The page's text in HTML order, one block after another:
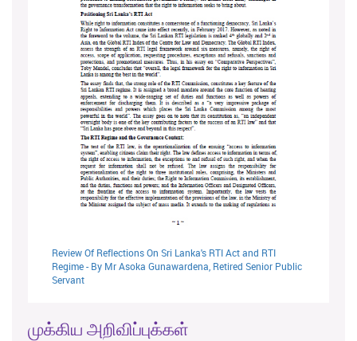
Review Of Reflections On Sri Lanka's RTI Act and RTI
Regime - By Mr Asoka Gunawardena, Retired Senior Public
Servant
முக்கிய அறிவிப்புக்கள்